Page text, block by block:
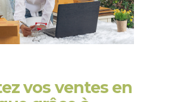
vos ventes en